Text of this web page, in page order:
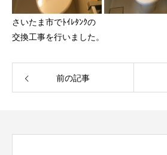
さいたま市でﾄｲﾚﾀﾝｸの
交換工事を行いました。
前の記事